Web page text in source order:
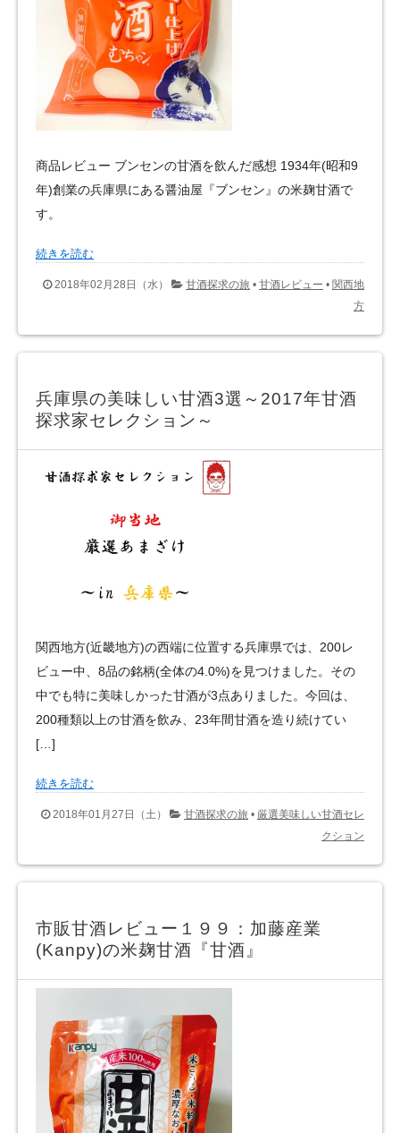
商品レビュー ブンセンの甘酒を飲んだ感想 1934年(昭和9
年)創業の兵庫県にある醤油屋『ブンセン』の米麹甘酒で
す。
続きを読む
2018年02月28日（水） 甘酒探求の旅 • 甘酒レビュー • 関西地
方
兵庫県の美味しい甘酒3選～2017年甘酒
探求家セレクション～
関西地方(近畿地方)の西端に位置する兵庫県では、200レ
ビュー中、8品の銘柄(全体の4.0%)を見つけました。その
中でも特に美味しかった甘酒が3点ありました。今回は、
200種類以上の甘酒を飲み、23年間甘酒を造り続けてい
[…]
続きを読む
2018年01月27日（土） 甘酒探求の旅 • 厳選美味しい甘酒セレ
クション
市販甘酒レビュー１９９：加藤産業
(Kanpy)の米麹甘酒『甘酒』